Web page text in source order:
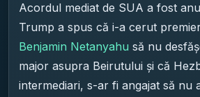
Acordul mediat de SUA a fost
Trump a spus că i-a cerut
Benjamin Netanyahu să nu
major asupra Beirutului și că
intermediari, s-ar fi angajat să nu